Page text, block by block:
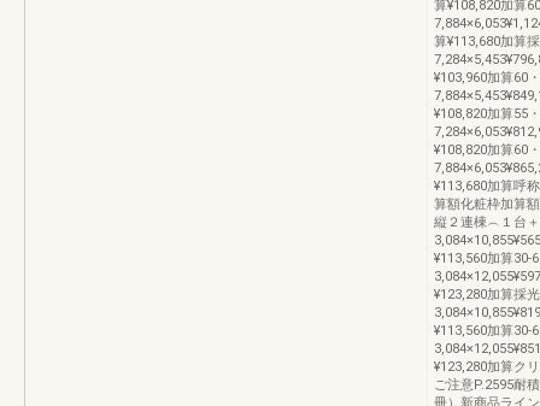
算¥108,820加算
算¥113,680加算
¥103,960加算60
¥108,820加算55
¥108,820加算60
¥113,680加算呼
算額化粧枠加算
縦２連棟︵１台
¥113,560加算30-
¥123,280加算採
¥113,560加算30-
¥123,280加算ク
ご注意P.2595耐
冊）新商品ライ